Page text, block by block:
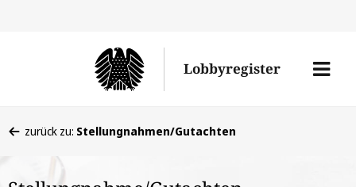
Lobbyregister
Menü
befinden
zurück zu: Stellungnahmen/Gutachten